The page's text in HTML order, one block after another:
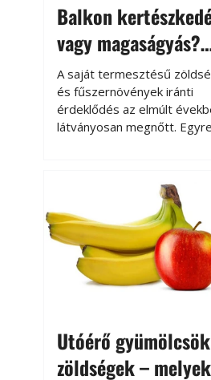
Balkon
vagy magaságyás?
Helytakarékos
kertészkedés
A saját termesztésű
és fűszernövények iránti
érdeklődés az elmúlt
látványosan megnőtt. Egyre
kertészkedés sokak számára
kikapcsolódást és
is jelent.
Utóérő gyümölcsök
zöldségek – melyek